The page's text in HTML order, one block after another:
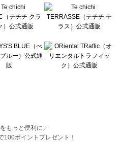
もっと便利に／
100ポイントプレゼント！